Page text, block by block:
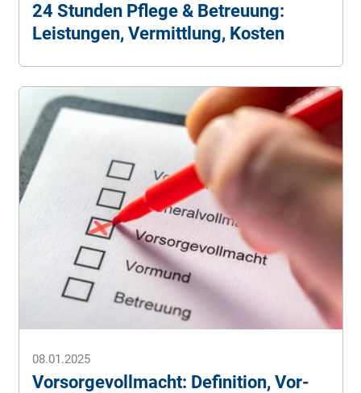
24 Stunden Pflege & Betreuung:
Leistungen, Vermittlung, Kosten
08.01.2025
Vorsorgevollmacht: Definition, Vor-